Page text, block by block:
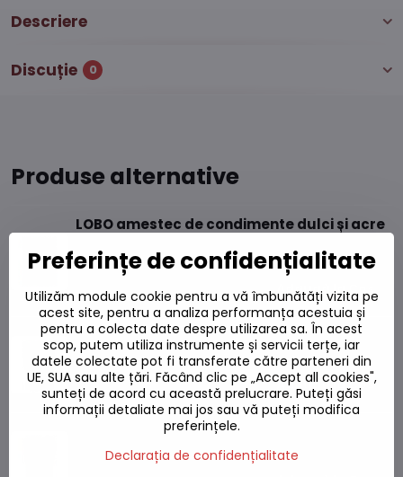
Descriere
Discuție 0
Produse alternative
LOBO amestec de condimente dulci și acre
Pe stoc
6,16 L Adaugă la Coș
LOBO amestec de curry verde 253g
Pe stoc
23 L Adaugă la Coș
Tom Kha amestec de supă LOBO 260g
Pe stoc
Preferințe de confidențialitate
Utilizăm module cookie pentru a vă îmbunătăți vizita pe
acest site, pentru a analiza performanța acestuia și
pentru a colecta date despre utilizarea sa. În acest
scop, putem utiliza instrumente și servicii terțe, iar
datele colectate pot fi transferate către parteneri din
UE, SUA sau alte țări. Făcând clic pe „Accept all cookies",
sunteți de acord cu această prelucrare. Puteți găsi
informații detaliate mai jos sau vă puteți modifica
preferințele.
Declarația de confidențialitate